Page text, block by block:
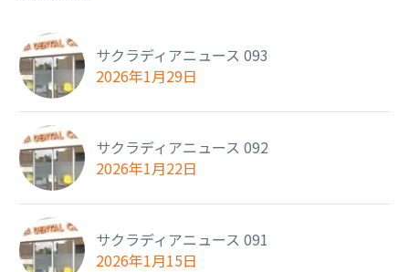
サクラディアニュース 093
2026年1月29日
サクラディアニュース 092
2026年1月22日
サクラディアニュース 091
2026年1月15日